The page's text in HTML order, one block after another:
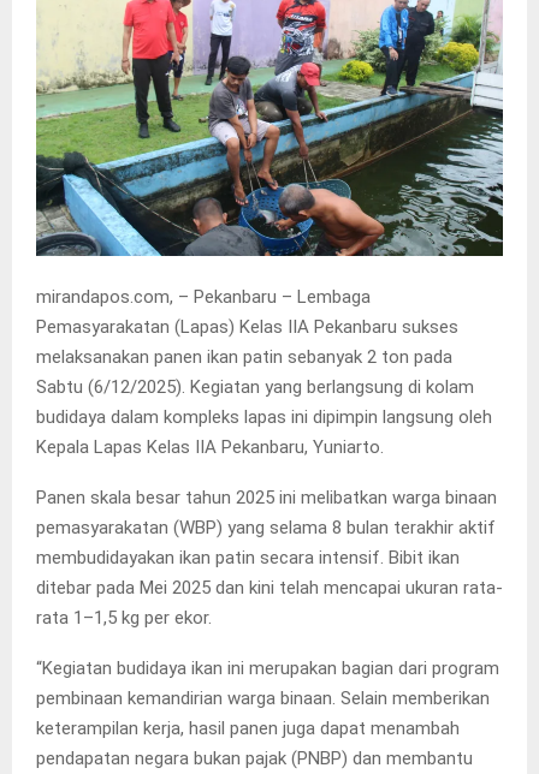
mirandapos.com, – Pekanbaru – Lembaga
Pemasyarakatan (Lapas) Kelas IIA Pekanbaru sukses
melaksanakan panen ikan patin sebanyak 2 ton pada
Sabtu (6/12/2025). Kegiatan yang berlangsung di kolam
budidaya dalam kompleks lapas ini dipimpin langsung oleh
Kepala Lapas Kelas IIA Pekanbaru, Yuniarto.
Panen skala besar tahun 2025 ini melibatkan warga binaan
pemasyarakatan (WBP) yang selama 8 bulan terakhir aktif
membudidayakan ikan patin secara intensif. Bibit ikan
ditebar pada Mei 2025 dan kini telah mencapai ukuran rata-
rata 1–1,5 kg per ekor.
“Kegiatan budidaya ikan ini merupakan bagian dari program
pembinaan kemandirian warga binaan. Selain memberikan
keterampilan kerja, hasil panen juga dapat menambah
pendapatan negara bukan pajak (PNBP) dan membantu